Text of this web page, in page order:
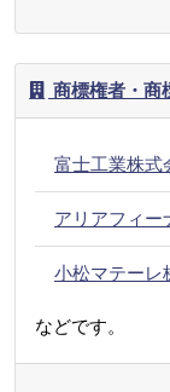
商標権者・商
富士工業株式
アリアフィー
小松マテーレ
などです。